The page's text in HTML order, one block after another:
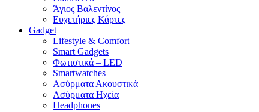
Άγιος Βαλεντίνος
Ευχετήριες Κάρτες
Gadget
Lifestyle & Comfort
Smart Gadgets
Φωτιστικά – LED
Smartwatches
Ασύρματα Ακουστικά
Ασύρματα Ηχεία
Headphones